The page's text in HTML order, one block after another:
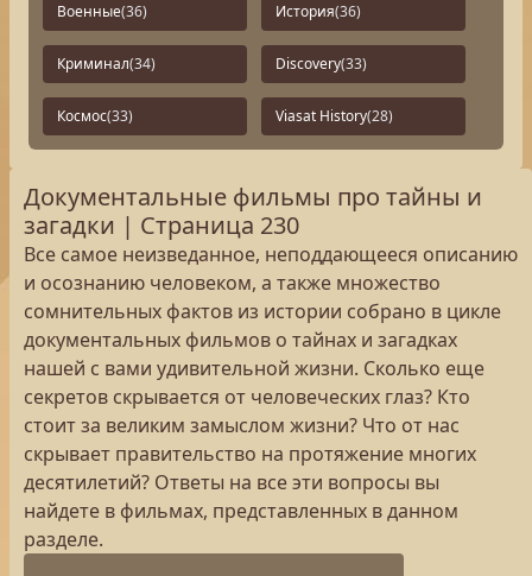
Военные(36) История(36)
Криминал(34) Discovery(33)
Космос(33) Viasat History(28)
Документальные фильмы про тайны и
загадки | Страница 230
Все самое неизведанное, неподдающееся описанию
и осознанию человеком, а также множество
сомнительных фактов из истории собрано в цикле
документальных фильмов о тайнах и загадках
нашей с вами удивительной жизни. Сколько еще
секретов скрывается от человеческих глаз? Кто
стоит за великим замыслом жизни? Что от нас
скрывает правительство на протяжение многих
десятилетий? Ответы на все эти вопросы вы
найдете в фильмах, представленных в данном
разделе.